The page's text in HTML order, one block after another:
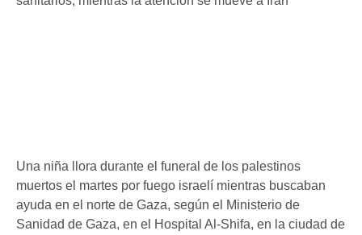
Una niña llora durante el funeral de los palestinos
muertos el martes por fuego israelí mientras buscaban
ayuda en el norte de Gaza, según el Ministerio de
Sanidad de Gaza, en el Hospital Al-Shifa, en la ciudad de